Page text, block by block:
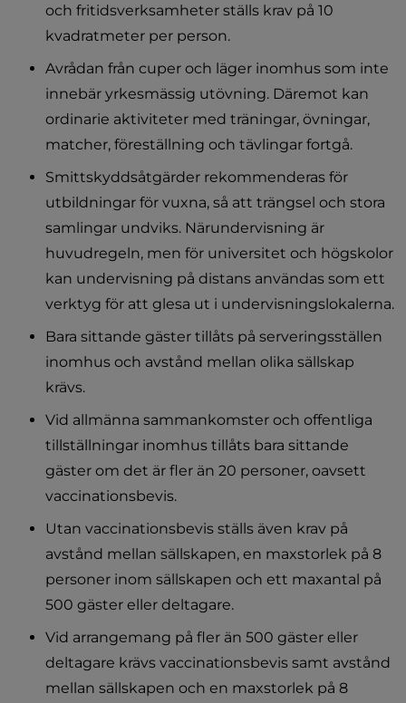
och fritidsverksamheter ställs krav på 10
kvadratmeter per person.
Avrådan från cuper och läger inomhus som inte
innebär yrkesmässig utövning. Däremot kan
ordinarie aktiviteter med träningar, övningar,
matcher, föreställning och tävlingar fortgå.
Smittskyddsåtgärder rekommenderas för
utbildningar för vuxna, så att trängsel och stora
samlingar undviks. Närundervisning är
huvudregeln, men för universitet och högskolor
kan undervisning på distans användas som ett
verktyg för att glesa ut i undervisningslokalerna.
Bara sittande gäster tillåts på serveringsställen
inomhus och avstånd mellan olika sällskap
krävs.
Vid allmänna sammankomster och offentliga
tillställningar inomhus tillåts bara sittande
gäster om det är fler än 20 personer, oavsett
vaccinationsbevis.
Utan vaccinationsbevis ställs även krav på
avstånd mellan sällskapen, en maxstorlek på 8
personer inom sällskapen och ett maxantal på
500 gäster eller deltagare.
Vid arrangemang på fler än 500 gäster eller
deltagare krävs vaccinationsbevis samt avstånd
mellan sällskapen och en maxstorlek på 8